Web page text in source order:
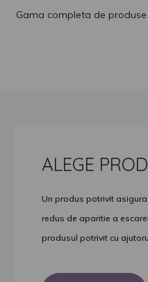
Gama completa de
ALEGE
Un produs potrivit
redus de aparitie a
produsul potrivit cu